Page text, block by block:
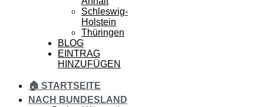
Schleswig-
Holstein
Thüringen
BLOG
EINTRAG
HINZUFÜGEN
🏠 STARTSEITE
NACH BUNDESLAND